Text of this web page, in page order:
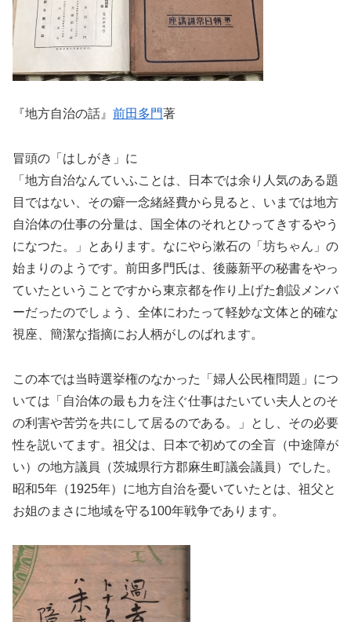
『地方自治の話』 前田多門著
冒頭の「はしがき」に
「地方自治なんていふことは、日本では余り人気のある題
目ではない、その癖一念緒経費から見ると、いまでは地方
自治体の仕事の分量は、国全体のそれとひってきするやう
になつた。」とあります。なにやら漱石の「坊ちゃん」の
始まりのようです。前田多門氏は、後藤新平の秘書をやっ
ていたということですから東京都を作り上げた創設メンバ
ーだったのでしょう、全体にわたって軽妙な文体と的確な
視座、簡潔な指摘にお人柄がしのばれます。
この本では当時選挙権のなかった「婦人公民権問題」につ
いては「自治体の最も力を注ぐ仕事はたいてい夫人とのそ
の利害や苦労を共にして居るのである。」とし、その必要
性を説いてます。祖父は、日本で初めての全盲（中途障が
い）の地方議員（茨城県行方郡麻生町議会議員）でした。
昭和5年（1925年）に地方自治を憂いていたとは、祖父と
お姐のまさに地域を守る100年戦争であります。